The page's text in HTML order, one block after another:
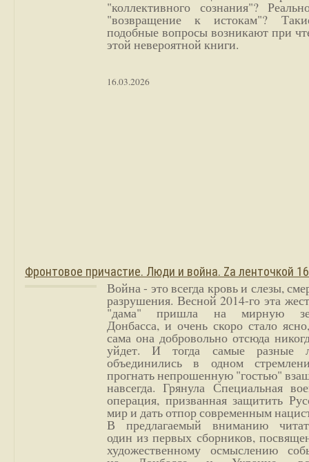
"коллективного сознания"?
"возвращение к истокам"?
подобные вопросы возникают при
этой невероятной книги.
16.03.2026
Фронтовое причастие. Люди и война. Zа ленточкой
Война - это всегда кровь и слезы,
разрушения. Весной 2014-го эта
"дама" пришла на мирную
Донбасса, и очень скоро стало
сама она добровольно отсюда
уйдет. И тогда самые разные
объединились в одном
прогнать непрошенную "гостью"
навсегда. Грянула Специальная
операция, призванная защитить
мир и дать отпор современным
В предлагаемый вниманию
один из первых сборников,
художественному осмыслению